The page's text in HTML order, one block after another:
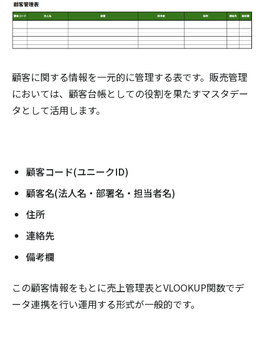
顧客に関する情報を一元的に管理する表です。販売管理
においては、顧客台帳としての役割を果たすマスタデー
タとして活用します。
顧客コード(ユニークID)
顧客名(法人名・部署名・担当者名)
住所
連絡先
備考欄
この顧客情報をもとに売上管理表とVLOOKUP関数でデ
ータ連携を行い運用する形式が一般的です。